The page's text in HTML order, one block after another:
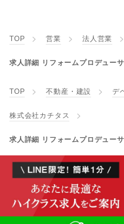
TOP 営業 法人営業
求人詳細 リフォームプロデュー
TOP 不動産・建設 デ
株式会社カチタス
求人詳細 リフォームプロデュー